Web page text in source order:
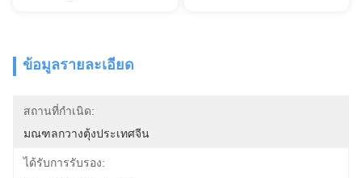
ข้อมูลรายละเอียด
สถานที่กำเนิด:
มณฑลกวางตุ้งประเทศจีน
ได้รับการรับรอง: